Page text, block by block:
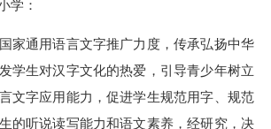
学：
通用语言文字推广力度，传承弘扬中华
学生对汉字文化的热爱，引导青少年树立
文字应用能力，促进学生规范用字、规范
的听说读写能力和语文素养，经研究，决